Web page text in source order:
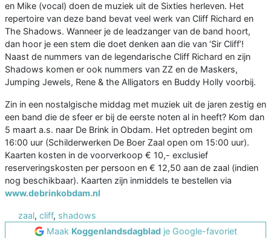
en Mike (vocal) doen de muziek uit de Sixties herleven. Het
repertoire van deze band bevat veel werk van Cliff Richard en
The Shadows. Wanneer je de leadzanger van de band hoort,
dan hoor je een stem die doet denken aan die van ‘Sir Cliff’!
Naast de nummers van de legendarische Cliff Richard en zijn
Shadows komen er ook nummers van ZZ en de Maskers,
Jumping Jewels, Rene & the Alligators en Buddy Holly voorbij.
Zin in een nostalgische middag met muziek uit de jaren zestig en
een band die de sfeer er bij de eerste noten al in heeft? Kom dan
5 maart a.s. naar De Brink in Obdam. Het optreden begint om
16:00 uur (Schilderwerken De Boer Zaal open om 15:00 uur).
Kaarten kosten in de voorverkoop € 10,- exclusief
reserveringskosten per persoon en € 12,50 aan de zaal (indien
nog beschikbaar). Kaarten zijn inmiddels te bestellen via
www.debrinkobdam.nl
zaal, cliff, shadows
Maak Koggenlandsdagbladje Google-favoriet